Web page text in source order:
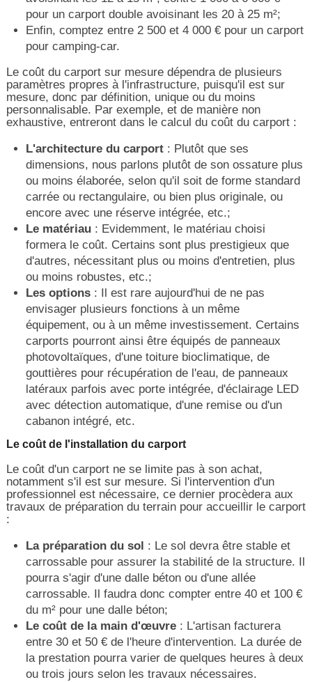
pour un carport double avoisinant les 20 à 25 m²;
Enfin, comptez entre 2 500 et 4 000 € pour un carport
pour camping-car.
Le coût du carport sur mesure dépendra de plusieurs
paramètres propres à l'infrastructure, puisqu'il est sur
mesure, donc par définition, unique ou du moins
personnalisable. Par exemple, et de manière non
exhaustive, entreront dans le calcul du coût du carport :
L'architecture du carport: Plutôt que ses
dimensions, nous parlons plutôt de son ossature plus
ou moins élaborée, selon qu'il soit de forme standard
carrée ou rectangulaire, ou bien plus originale, ou
encore avec une réserve intégrée, etc.;
Le matériau: Evidemment, le matériau choisi
formera le coût. Certains sont plus prestigieux que
d'autres, nécessitant plus ou moins d'entretien, plus
ou moins robustes, etc.;
Les options: Il est rare aujourd'hui de ne pas
envisager plusieurs fonctions à un même
équipement, ou à un même investissement. Certains
carports pourront ainsi être équipés de panneaux
photovoltaïques, d'une toiture bioclimatique, de
gouttières pour récupération de l'eau, de panneaux
latéraux parfois avec porte intégrée, d'éclairage LED
avec détection automatique, d'une remise ou d'un
cabanon intégré, etc.
Le coût de l'installation du carport
Le coût d'un carport ne se limite pas à son achat,
notamment s'il est sur mesure. Si l'intervention d'un
professionnel est nécessaire, ce dernier procèdera aux
travaux de préparation du terrain pour accueillir le carport
:
La préparation du sol : Le sol devra être stable et
carrossable pour assurer la stabilité de la structure. Il
pourra s'agir d'une dalle béton ou d'une allée
carrossable. Il faudra donc compter entre 40 et 100 €
du m² pour une dalle béton;
Le coût de la main d'œuvre: L'artisan facturera
entre 30 et 50 € de l'heure d'intervention. La durée de
la prestation pourra varier de quelques heures à deux
ou trois jours selon les travaux nécessaires.